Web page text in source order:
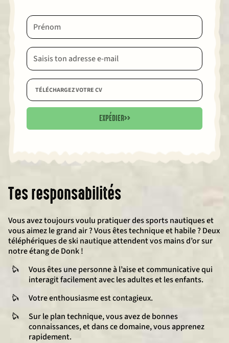
TÉLÉCHARGEZ VOTRE CV
EXPÉDIER>>
Tes responsabilités
Vous avez toujours voulu pratiquer des sports nautiques et
vous aimez le grand air ? Vous êtes technique et habile ? Deux
téléphériques de ski nautique attendent vos mains d’or sur
notre étang de Donk !
Vous êtes une personne à l’aise et communicative qui
interagit facilement avec les adultes et les enfants.
Votre enthousiasme est contagieux.
Sur le plan technique, vous avez de bonnes
connaissances, et dans ce domaine, vous apprenez
rapidement.